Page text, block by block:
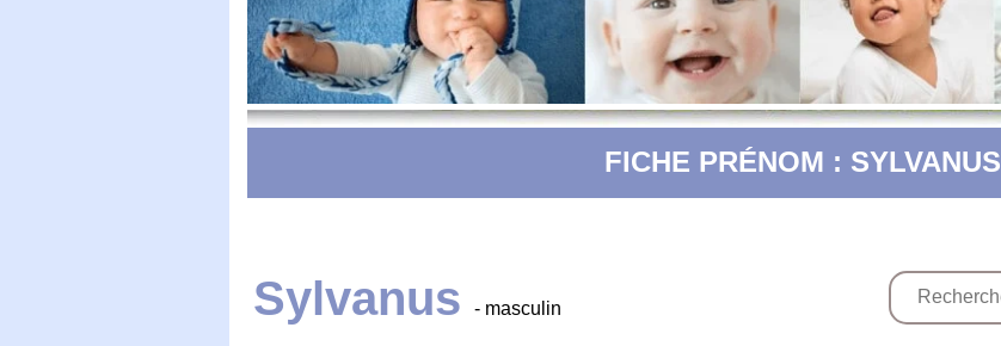
FICHE PRÉNOM : SYLVANUS
Sylvanus - masculin